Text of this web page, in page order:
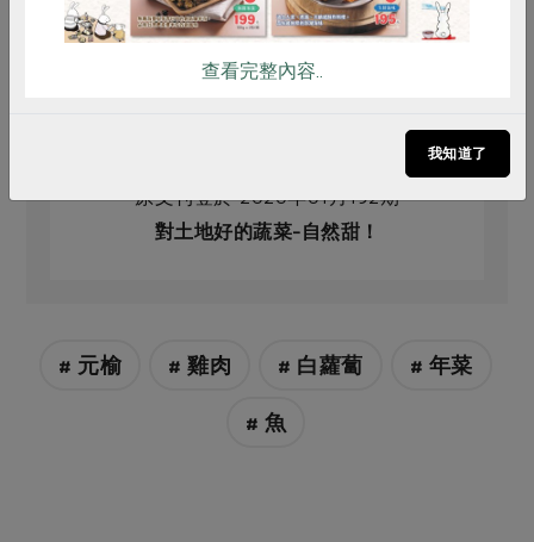
原文刊登於 2020年01月192期
對土地好的蔬菜-自然甜！
# 元榆 # 雞肉 # 白蘿蔔 # 年菜
# 魚
查看完整內容..
我知道了